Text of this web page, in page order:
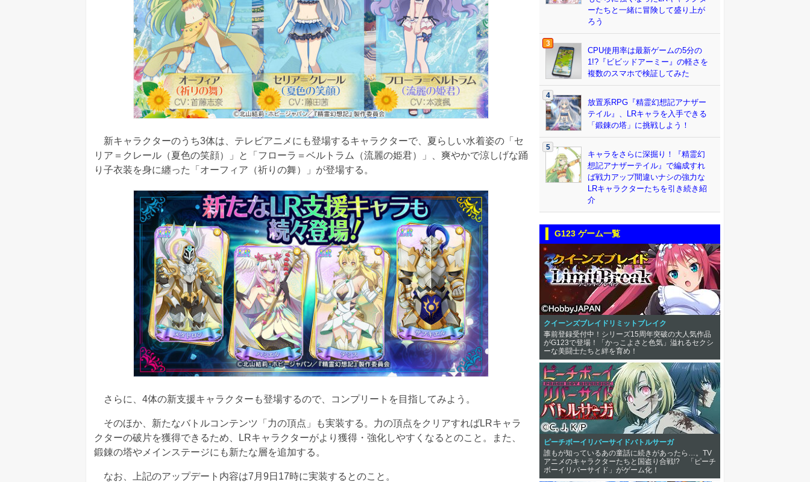
新キャラクターのうち3体は、テレビアニメにも登場するキャラクターで、夏らしい水着姿の「セ
リア＝クレール（夏色の笑顔）」と「フローラ＝ベルトラム（流麗の姫君）」、爽やかで涼しげな踊
り子衣装を身に纏った「オーフィア（祈りの舞）」が登場する。
さらに、4体の新支援キャラクターも登場するので、コンプリートを目指してみよう。
そのほか、新たなバトルコンテンツ「力の頂点」も実装する。力の頂点をクリアすればLRキャラ
クターの破片を獲得できるため、LRキャラクターがより獲得・強化しやすくなるとのこと。また、
鍛錬の塔やメインステージにも新たな層を追加する。
なお、上記のアップデート内容は7月9日17時に実装するとのこと。
ーたちと一緒に冒険して盛り上が
ろう
3
CPU使用率は最新ゲームの5分の
1!?『ビビッドアーミー』の軽さを
複数のスマホで検証してみた
4
放置系RPG『精霊幻想記アナザー
テイル』、LRキャラを入手できる
「鍛錬の塔」に挑戦しよう！
5
キャラをさらに深掘り！『精霊幻
想記アナザーテイル』で編成すれ
ば戦力アップ間違いナシの強力な
LRキャラクターたちを引き続き紹
介
G123 ゲーム一覧
クイーンズブレイドリミットブレイク
事前登録受付中！シリーズ15周年突破の大人気作品
がG123で登場！「かっこよさと色気」溢れるセクシ
ーな美闘士たちと絆を育め！
ピーチボーイリバーサイドバトルサーガ
誰もが知っているあの童話に続きがあったら…。TV
アニメのキャラクターたちと国盗り合戦!? 「ピーチ
ボーイリバーサイド」がゲーム化！